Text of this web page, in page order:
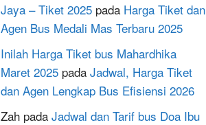
Jaya – Tiket 2025 pada Harga Tiket dan
Agen Bus Medali Mas Terbaru 2025
Inilah Harga Tiket bus Mahardhika
Maret 2025 pada Jadwal, Harga Tiket
dan Agen Lengkap Bus Efisiensi 2026
Zah pada Jadwal dan Tarif bus Doa Ibu